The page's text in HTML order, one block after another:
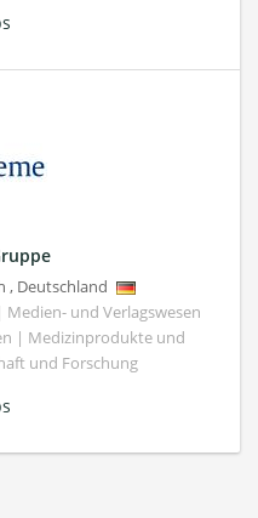
, Deutschland
und Verlagswesen
| Medizinprodukte und
und Forschung